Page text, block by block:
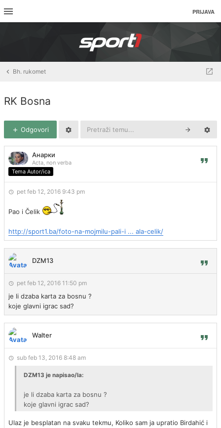
PRIJAVA
Bh. rukomet
RK Bosna
Odgovori
Анарки
Acta, non verba
Tema Autor/ica
pet feb 12, 2016 9:43 pm
Pao i Čelik
http://sport1.ba/foto-na-mojmilu-pali-i ... ala-celik/
DZM13
pet feb 12, 2016 11:50 pm
je li dzaba karta za bosnu ?
koje glavni igrac sad?
Walter
sub feb 13, 2016 8:48 am
DZM13 je napisao/la:
je li dzaba karta za bosnu ?
koje glavni igrac sad?
Ulaz je besplatan na svaku tekmu, Koliko sam ja upratio Birdahić i